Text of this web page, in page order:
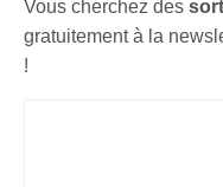
Vous cherchez des
gratuitement à la
!